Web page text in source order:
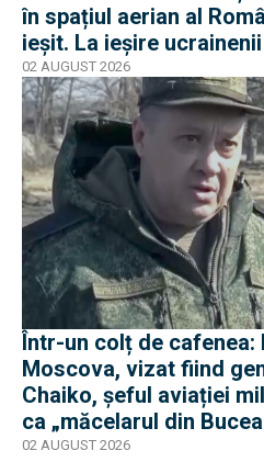
în spațiul aerian al
ieșit. La ieșire
02 AUGUST 2026
Într-un colț de cafenea:
Moscova, vizat fiind
Chaiko, șeful aviației
ca „măcelarul din
supraviețuit
02 AUGUST 2026